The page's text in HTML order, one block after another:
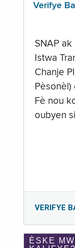
Verifye
SNAP ak
Istwa
Chanje
Pèsonèl)
Fè nou
oubyen
VERIFYE
ÈSKE